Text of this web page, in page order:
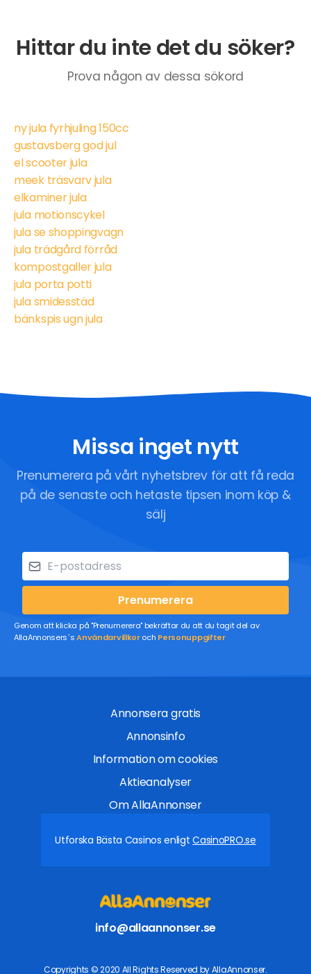
Hittar du inte det du söker?
Prova någon av dessa sökord
ny jula fyrhjuling 150cc
gustavsberg god jul
el scooter jula
meek träsvarv jula
elkaminer jula
jula motionscykel
jula se shoppingvagn
jula trädgård förråd
kompostgaller jula
jula porta potti
jula smidesstäd
bänkspis ugn jula
Missa inget nytt
Prenumerera på vårt nyhetsbrev för att få reda
på de senaste och hetaste tipsen inom köp &
sälj
Prenumerera
Genom att klicka på "Prenumerera" bekräftar du att du tagit del av
AllaAnnonsers´sAnvändarvillkoroch Personuppgifter
Annonsera gratis
Annonsinfo
Information om cookies
Aktieanalyser
Om AllaAnnonser
Utforska Bästa Casinos enligtCasinoPRO.se
info@allaannonser.se
Copyrights © 2020 All Rights Reserved by AllaAnnonser.